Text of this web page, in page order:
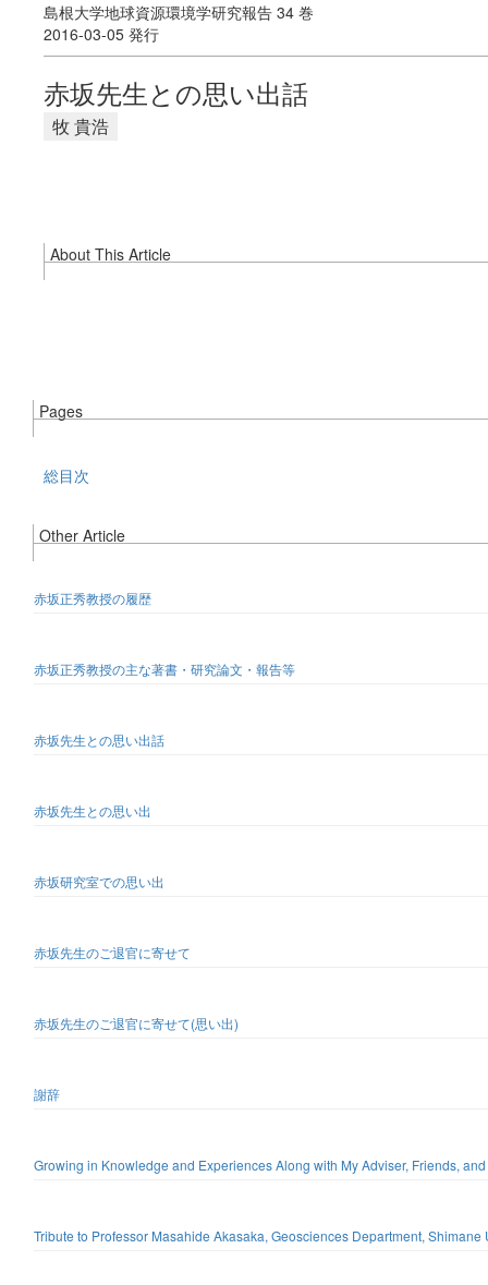
島根大学地球資源環境学研究報告 34 巻
2016-03-05 発行
赤坂先生との思い出話
牧 貴浩
About This Article
Pages
総目次
Other Article
赤坂正秀教授の履歴
赤坂正秀教授の主な著書・研究論文・報告等
赤坂先生との思い出話
赤坂先生との思い出
赤坂研究室での思い出
赤坂先生のご退官に寄せて
赤坂先生のご退官に寄せて(思い出)
謝辞
Growing in Knowledge and Experiences Along with My Adviser, Friends,
Tribute to Professor Masahide Akasaka, Geosciences Department, Shimane